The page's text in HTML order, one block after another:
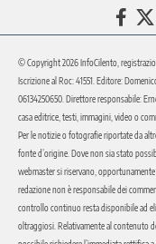
© Copyright 2026 InfoCilento,
Iscrizione al Roc: 41551. Editore:
06134250650. Direttore responsabile:
casa editrice, testi, immagini, video o
Per le notizie o fotografie riportate da
fonte d’origine. Dove non sia stato
webmaster si riservano,
redazione non è responsabile dei
controllo continuo resta disponibile ad
oltraggiosi. Relativamente al contenuto